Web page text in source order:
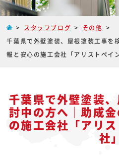
スタッフブログ
その他
千葉県で外壁塗装、屋根塗装工事を
報と安心の施工会社「アリストペイ
千葉県で外壁塗装
討中の方へ｜助成
の施工会社「アリ
社」